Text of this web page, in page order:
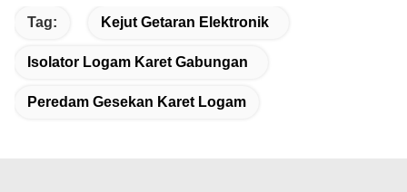
Tag: Kejut Getaran Elektronik
Isolator Logam Karet Gabungan
Peredam Gesekan Karet Logam